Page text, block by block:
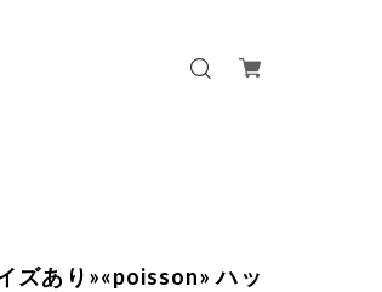
ズあり»«poisson» ハッ